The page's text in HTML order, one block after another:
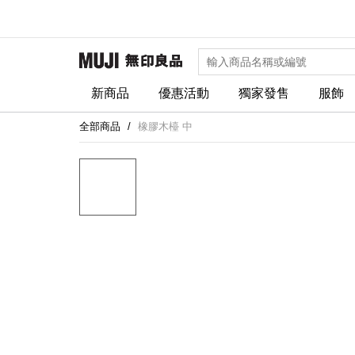
新商品 優惠活動 獨家發售 服飾
全部商品 橡膠木檯 中